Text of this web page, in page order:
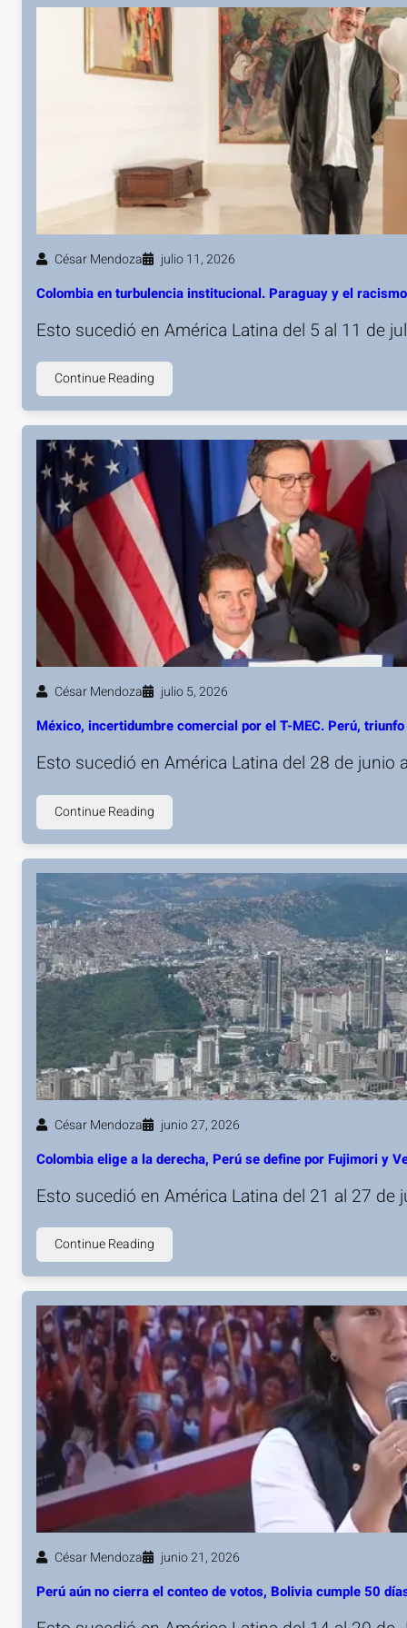
César Mendoza julio 11, 2026
Colombia en turbulencia institucional. Paraguay y el
Esto sucedió en América Latina del 5 al 11 de
Continue Reading
César Mendoza julio 5, 2026
México, incertidumbre comercial por el T-MEC. Perú,
Esto sucedió en América Latina del 28 de
Continue Reading
César Mendoza junio 27, 2026
Colombia elige a la derecha, Perú se define por Fujimori y
Esto sucedió en América Latina del 21 al 27
Continue Reading
César Mendoza junio 21, 2026
Perú aún no cierra el conteo de votos, Bolivia cumple 50